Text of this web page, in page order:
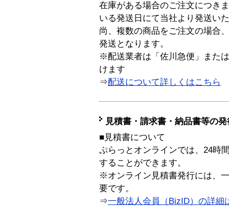
在庫がある場合のご注文につき
いる発送日にて当社より発送い
尚、複数の商品をご注文の場合
発送となります。
※配送業者は「佐川急便」また
けます
⇒配送について詳しくはこちら
見積書・請求書・納品書等の
■見積書について
ぷらっとオンラインでは、24時
することができます。
※オンライン見積書発行には、
要です。
⇒一般法人会員（BizID）の詳細